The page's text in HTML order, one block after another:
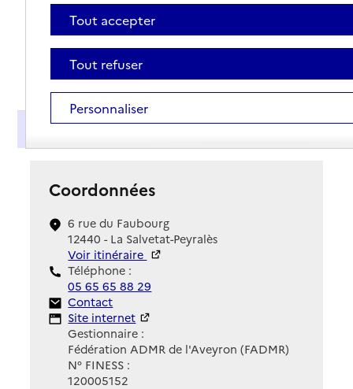
Présentation
Coordonnées
6 rue du Faubourg
12440 - La Salvetat-Peyralès
Voir itinéraire
Téléphone :
05 65 65 88 29
Contact
Contact
Site Internet
Site internet
Gestionnaire :
Fédération ADMR de l'Aveyron (FADMR)
N° FINESS :
120005152
Tout accepter
Tout refuser
Personnaliser